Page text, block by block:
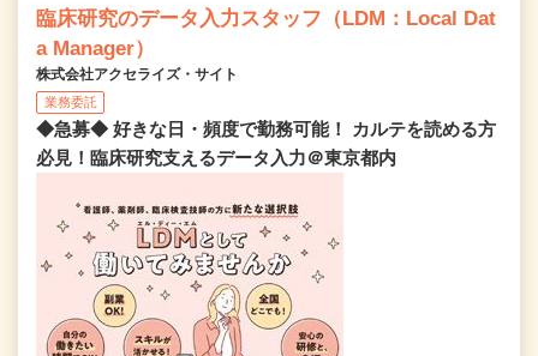
臨床研究のデータ入力スタッフ（LDM：Local Dat
a Manager）
株式会社アクセライズ・サイト
業務委託
◆急募◆ 好きな日・頻度で勤務可能！ カルテを読める方
必見！臨床研究支えるデータ入力＠東京都内